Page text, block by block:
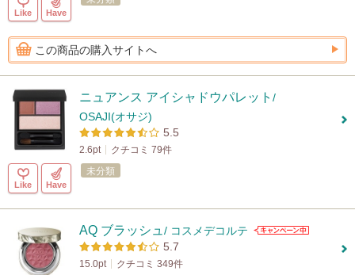
Like Have
この商品の購入サイトへ
ニュアンス アイシャドウパレット /
OSAJI(オサジ)
5.5
2.6pt クチコミ 79件
Like Have
未分類
AQ ブラッシュ / コスメデコルテ
5.7
15.0pt クチコミ 349件